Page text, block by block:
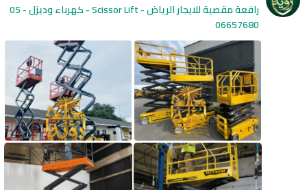
رافعة مقصية للايجار الرياض - Scissor Lift - كهرباء وديزل - 05
06657680